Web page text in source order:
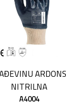
NITRILNA
A4004